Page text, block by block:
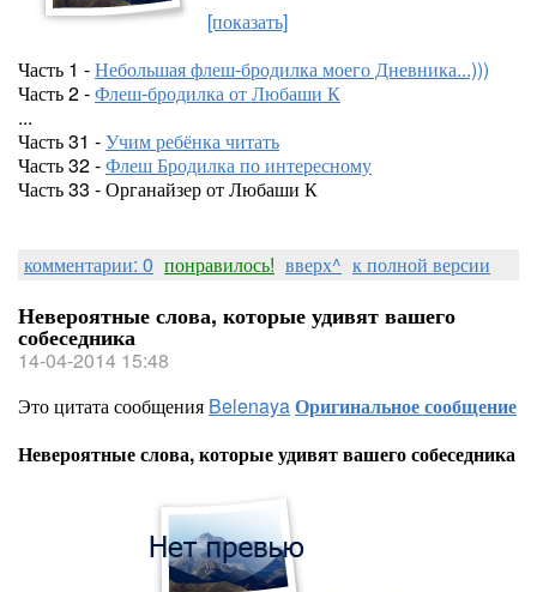
[показать]
Часть 1 -Небольшая флеш-бродилка моего Дневника...)))
Часть 2 -Флеш-бродилка от Любаши К
...
Часть 31 -Учим ребёнка читать
Часть 32 -Флеш Бродилка по интересному
Часть 33 - Органайзер от Любаши К
комментарии: 0 понравилось! вверх^ к полной версии
Невероятные слова, которые удивят вашего
собеседника
14-04-2014 15:48
Это цитата сообщения BelenayaОригинальное сообщение
Невероятные слова, которые удивят вашего собеседника